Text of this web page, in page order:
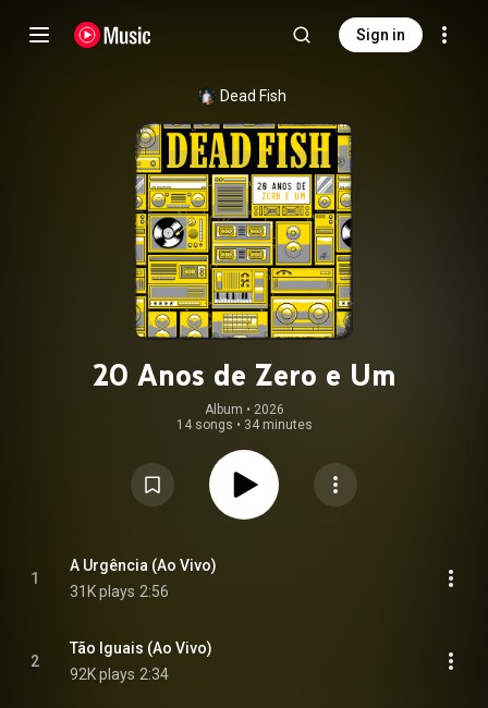
Sign in
Dead Fish
20 Anos de Zero e Um
Album • 2026
14 songs • 34 minutes
1
A Urgência (Ao Vivo)
31K plays 2:56
2
Tão Iguais (Ao Vivo)
92K plays 2:34